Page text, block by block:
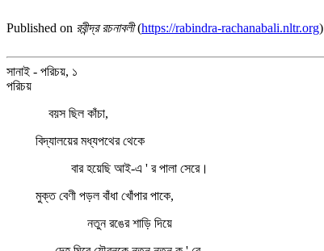
Published on রবীন্দ্র রচনাবলী(https://rabindra-rachanabali.nltr.org)
সানাই - পরিচয়, ১
পরিচয়
বয়স ছিল কাঁচা,
বিদ্যালয়ের মধ্যপথের থেকে
বার হয়েছি আই-এ ' র পালা সেরে।
মুক্ত বেণী পড়ল বাঁধা খোঁপার পাকে,
নতুন রঙের শাড়ি দিয়ে